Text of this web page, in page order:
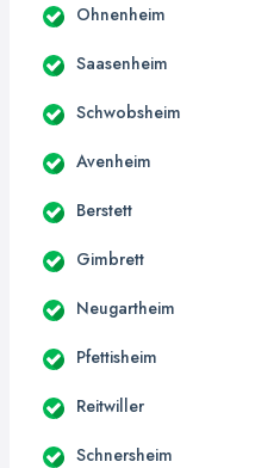
Ohnenheim
Saasenheim
Schwobsheim
Avenheim
Berstett
Gimbrett
Neugartheim
Pfettisheim
Reitwiller
Schnersheim